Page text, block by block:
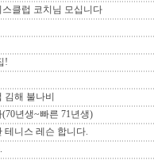
클럽 코치님 모십니다
!
해 불나비
년생~빠른 71년생)
테니스 레슨 합니다.